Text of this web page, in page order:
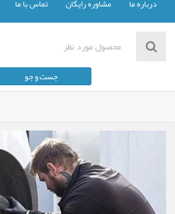
درباره ما مشاوره رایگان تماس با ما
جست و جو